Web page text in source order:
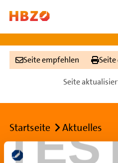
Zum Inhalt springen
Hauptnavigation
Seite empfehlen
Seite
Breadcrumb
Startseite Aktuelles
Footer Navigation